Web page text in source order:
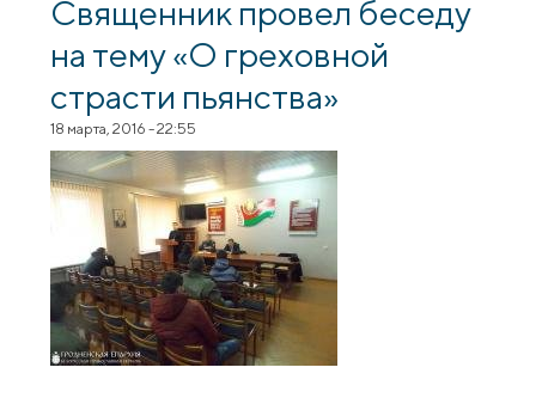
областном семинаре социальных
педагогов
​Священник провел беседу
на тему «О греховной
страсти пьянства»
18 марта, 2016 - 22:55